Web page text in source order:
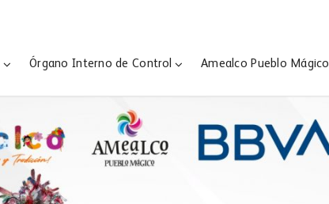
Órgano Interno de Control Amealco Pueblo Mágico